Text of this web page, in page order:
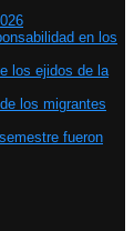
en los
los ejidos de la
los migrantes
fueron